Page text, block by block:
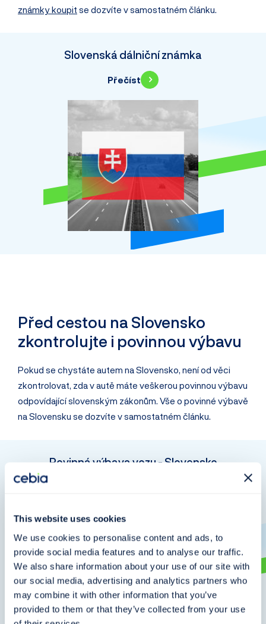
This website uses cookies
We use cookies to personalise content and ads, to
provide social media features and to analyse our traffic.
We also share information about your use of our site with
our social media, advertising and analytics partners who
may combine it with other information that you’ve
provided to them or that they’ve collected from your use
známky koupit se dozvíte v samostatném článku.
Slovenská dálniční známka
Přečíst
Před cestou na Slovensko
zkontrolujte i povinnou výbavu
Pokud se chystáte autem na Slovensko, není od věci
zkontrolovat, zda v autě máte veškerou povinnou výbavu
odpovídající slovenským zákonům. Vše o povinné výbavě
na Slovensku se dozvíte v samostatném článku.
Povinná výbava vozu - Slovensko